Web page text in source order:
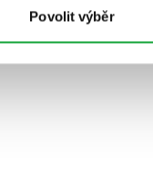
Povolit výběr